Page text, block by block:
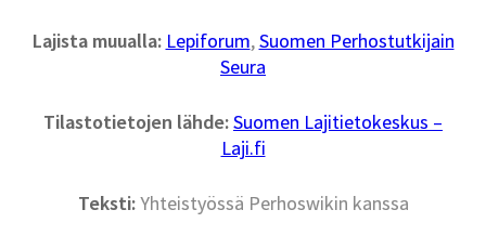
Lajista muualla: Lepiforum,Suomen Perhostutkijain
Seura
Tilastotietojen lähde:Suomen Lajitietokeskus –
Laji.fi
Teksti:Yhteistyössä Perhoswikin kanssa